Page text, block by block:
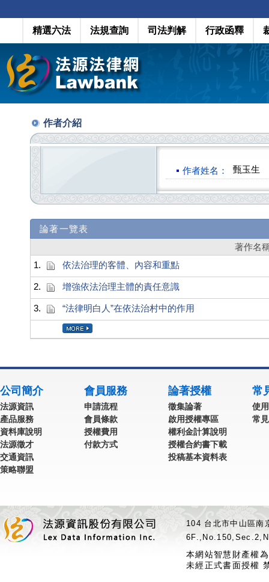
精選六法 法規查詢 司法判解 行政函釋
作者介紹
作者姓名： 甄玉生
論著一覽表
著作名
1.
依法治理的客體、內容和重點
2. 增強依法治理主體的責任意識
3. “法律明白人”在依法治村中的作用
公司簡介
法源資訊
產品服務
資料庫說明
法源徵才
交通資訊
策略聯盟
會員服務
申請流程
會員條款
授權費用
付款方式
論著授權
徵集論著
啟用授權專區
權利金計算說明
授權合約書下載
投稿基本資料表
常
使
常
104 台北市中山區
本網站智慧財產權
未經正式書面授權